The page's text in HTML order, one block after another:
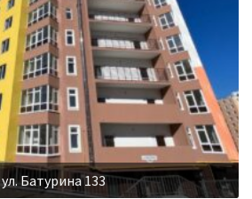
ул. Батурина 133